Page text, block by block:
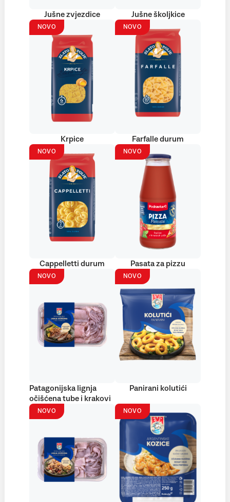
Jušne zvjezdice Jušne školjkice
NOVO
Krpice
NOVO
Farfalle durum
NOVO
Cappelletti durum
NOVO
Pasata za pizzu
NOVO
Patagonijska lignja
očišćena tube i krakovi
NOVO
Panirani kolutići
NOVO NOVO